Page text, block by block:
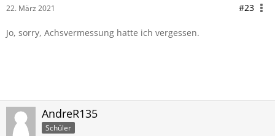
22. März 2021 #23
Jo, sorry, Achsvermessung hatte ich vergessen.
AndreR135
Schüler